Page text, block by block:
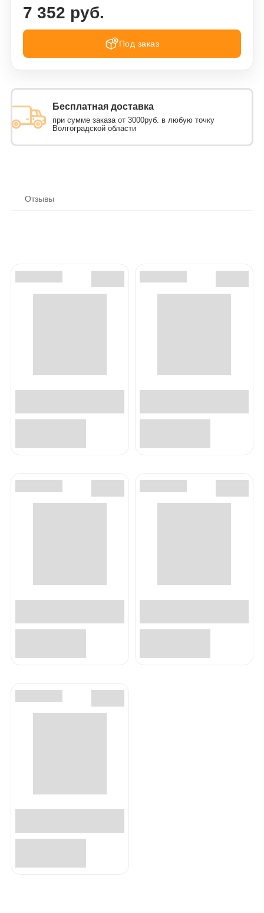
7 352 руб.
Под заказ
Бесплатная доставка
при сумме заказа от 3000руб. в любую точку
Волгоградской области
Отзывы